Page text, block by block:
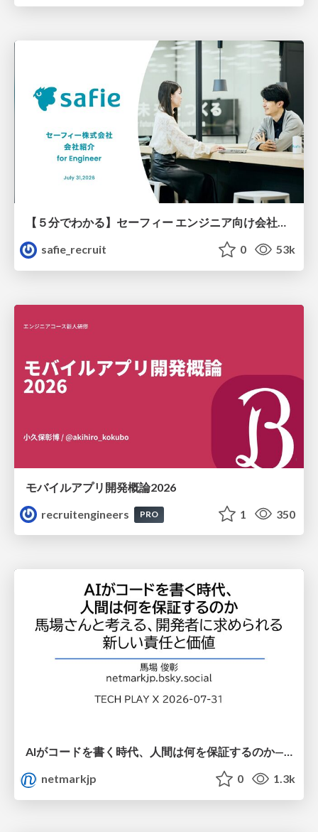
【５分でわかる】セーフィー エンジニア向け会社紹介
safie_recruit
0 53k
モバイルアプリ開発概論2026
recruitengineers
PRO 1 350
AIがコードを書く時代、人間は何を保証するのか———馬場さんと考える、開発者に求められる新しい責任と価値 - TECH PLAY
netmarkjp
0 1.3k